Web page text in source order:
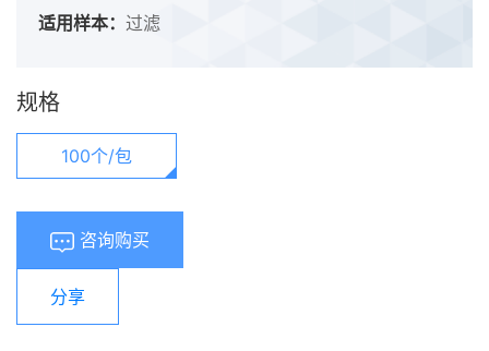
适用样本： 过滤
规格
100个/包
咨询购买
分享